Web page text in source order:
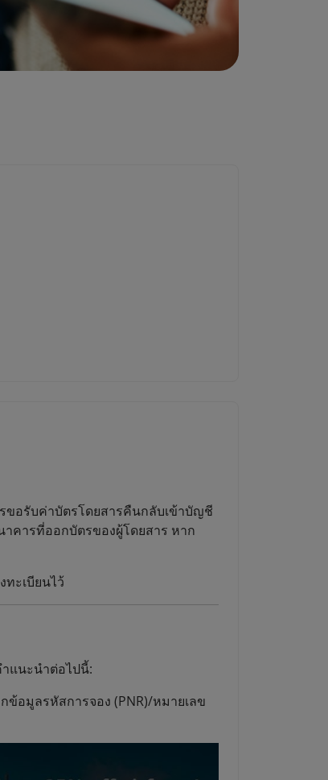
ขอรับค่าบัตรโดยสารคืนกลับเข้าบัญชี
คารที่ออกบัตรของผู้โดยสาร หาก
ะเบียนไว้
แนะนำต่อไปนี้:
ข้อมูลรหัสการจอง (PNR)/หมายเลข